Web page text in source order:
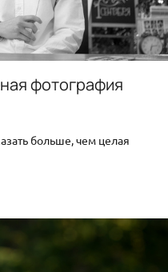
фотография
больше, чем целая